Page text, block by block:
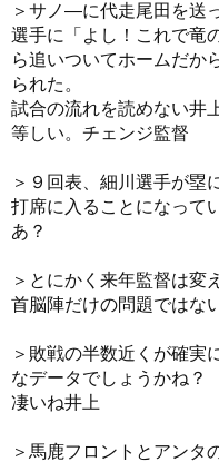
＞サノ―に代走尾田を送
選手に「よし！これで
ら追いついてホームだか
られた。
試合の流れを読めない井
等しい。チェンジ監督
＞９回表、細川選手が塁
打席に入ることになって
あ？
＞とにかく来年監督は変
首脳陣だけの問題ではな
＞敗戦の半数近くが確実
なデータでしょうかね？
凄いね井上
＞馬鹿フロントとアンタ